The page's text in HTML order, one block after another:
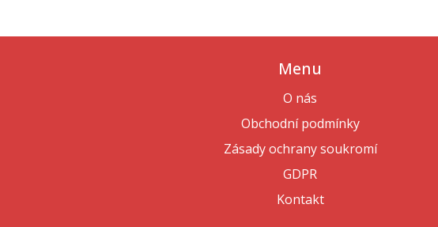
Menu
O nás
Obchodní podmínky
Zásady ochrany soukromí
GDPR
Kontakt